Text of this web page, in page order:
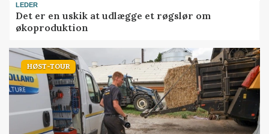
LEDER
Det er en uskik at udlægge et røgslør om
økoproduktion
HØST-TOUR